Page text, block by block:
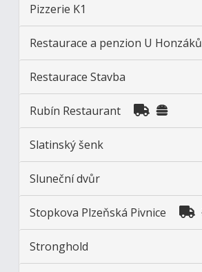
Pizzerie K1
Restaurace a penzion U Honzáků
Restaurace Stavba
Rubín Restaurant
Slatinský šenk
Sluneční dvůr
Stopkova Plzeňská Pivnice
Stronghold